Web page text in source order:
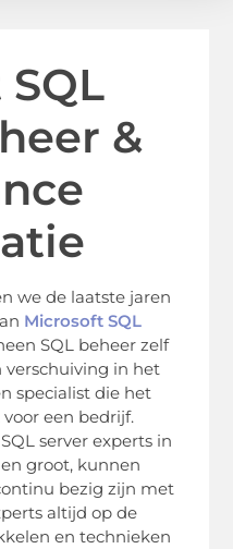
&
we de laatste jaren
Microsoft SQL
SQL beheer zelf
verschuiving in het
specialist die het
een bedrijf.
server experts in
groot, kunnen
bezig zijn met
altijd op de
en technieken